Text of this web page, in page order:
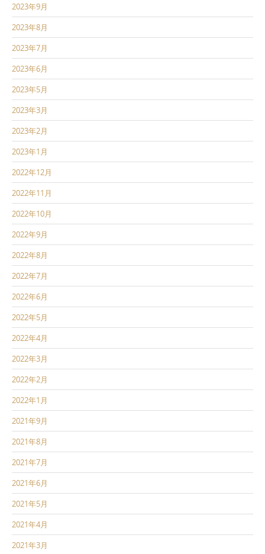
2023年9月
2023年8月
2023年7月
2023年6月
2023年5月
2023年3月
2023年2月
2023年1月
2022年12月
2022年11月
2022年10月
2022年9月
2022年8月
2022年7月
2022年6月
2022年5月
2022年4月
2022年3月
2022年2月
2022年1月
2021年9月
2021年8月
2021年7月
2021年6月
2021年5月
2021年4月
2021年3月